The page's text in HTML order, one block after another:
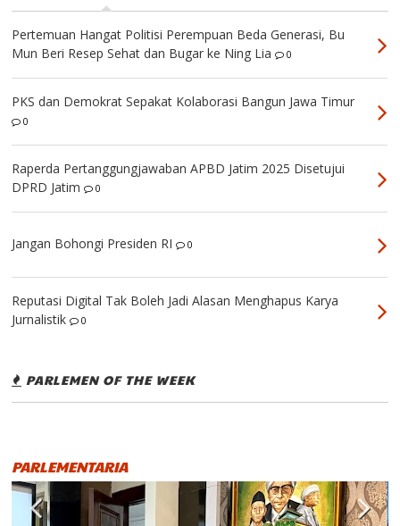
Pertemuan Hangat Politisi Perempuan Beda Generasi, Bu
Mun Beri Resep Sehat dan Bugar ke Ning Lia
0
PKS dan Demokrat Sepakat Kolaborasi Bangun Jawa Timur
0
Raperda Pertanggungjawaban APBD Jatim 2025 Disetujui
DPRD Jatim
0
Jangan Bohongi Presiden RI 0
Reputasi Digital Tak Boleh Jadi Alasan Menghapus Karya
Jurnalistik
0
PARLEMEN OF THE WEEK
PARLEMENTARIA